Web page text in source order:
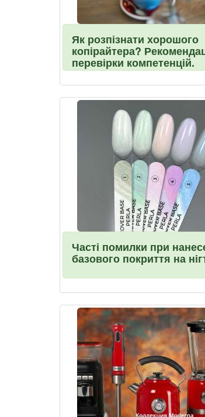
Як розпізнати хорошого
копірайтера?
перевірки компетенцій.
Часті помилки при
базового покриття на